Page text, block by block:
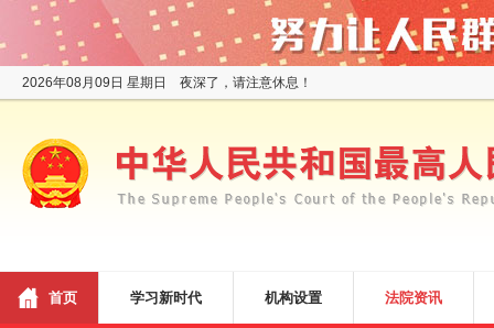
2026年08月09日 星期日 夜深了，请注意休息！
首页 学习新时代 机构设置 法院资讯